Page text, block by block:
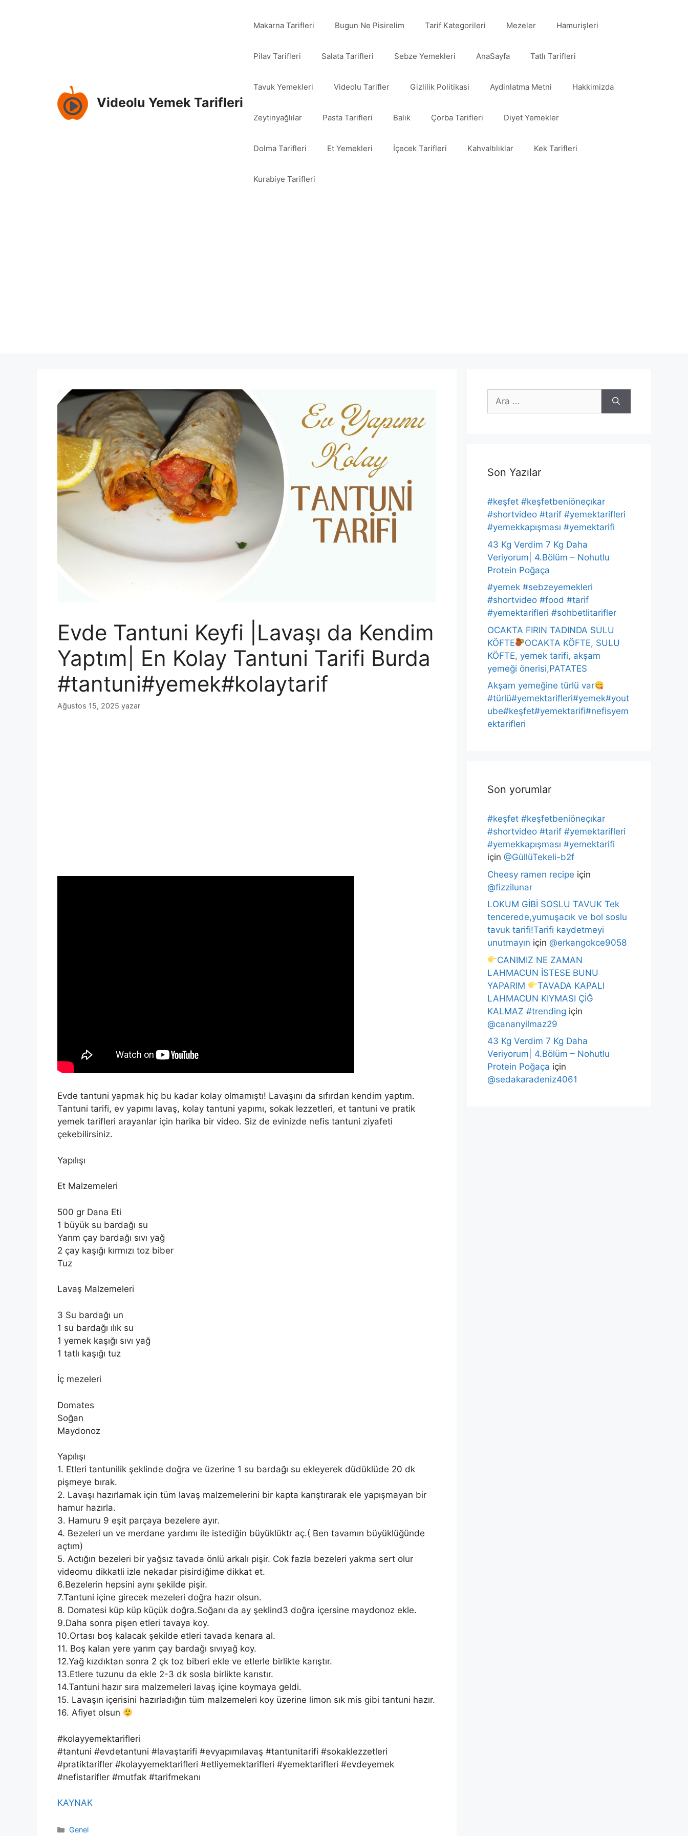
Videolu Yemek Tarifleri
Makarna Tarifleri Bugun Ne Pisirelim Tarif Kategorileri Mezeler Hamurişleri
Pilav Tarifleri Salata Tarifleri Sebze Yemekleri AnaSayfa Tatlı Tarifleri
Tavuk Yemekleri Videolu Tarifler Gizlilik Politikasi Aydinlatma Metni Hakkimizda
Zeytinyağlılar Pasta Tarifleri Balık Çorba Tarifleri Diyet Yemekler
Dolma Tarifleri Et Yemekleri İçecek Tarifleri Kahvaltılıklar Kek Tarifleri
Kurabiye Tarifleri
Evde Tantuni Keyfi |Lavaşı da Kendim
Yaptım| En Kolay Tantuni Tarifi Burda
#tantuni#yemek#kolaytarif
Ağustos 15, 2025 yazar
Evde tantuni yapmak hiç bu kadar kolay olmamıştı! Lavaşını da sıfırdan kendim yaptım.
Tantuni tarifi, ev yapımı lavaş, kolay tantuni yapımı, sokak lezzetleri, et tantuni ve pratik
yemek tarifleri arayanlar için harika bir video. Siz de evinizde nefis tantuni ziyafeti
çekebilirsiniz.
Yapılışı
Et Malzemeleri
500 gr Dana Eti
1 büyük su bardağı su
Yarım çay bardağı sıvı yağ
2 çay kaşığı kırmızı toz biber
Tuz
Lavaş Malzemeleri
3 Su bardağı un
1 su bardağı ılık su
1 yemek kaşığı sıvı yağ
1 tatlı kaşığı tuz
İç mezeleri
Domates
Soğan
Maydonoz
Yapılışı
1. Etleri tantunilik şeklinde doğra ve üzerine 1 su bardağı su ekleyerek düdüklüde 20 dk
pişmeye bırak.
2. Lavaşı hazırlamak için tüm lavaş malzemelerini bir kapta karıştırarak ele yapışmayan bir
hamur hazırla.
3. Hamuru 9 eşit parçaya bezelere ayır.
4. Bezeleri un ve merdane yardımı ile istediğin büyüklüktr aç.( Ben tavamın büyüklüğünde
açtım)
5. Actığın bezeleri bir yağsız tavada önlü arkalı pişir. Cok fazla bezeleri yakma sert olur
videomu dikkatli izle nekadar pisirdiğime dikkat et.
6.Bezelerin hepsini aynı şekilde pişir.
7.Tantuni içine girecek mezeleri doğra hazır olsun.
8. Domatesi küp küp küçük doğra.Soğanı da ay şeklind3 doğra içersine maydonoz ekle.
9.Daha sonra pişen etleri tavaya koy.
10.Ortası boş kalacak şekilde etleri tavada kenara al.
11. Boş kalan yere yarım çay bardağı sıvıyağ koy.
12.Yağ kızdıktan sonra 2 çk toz biberi ekle ve etlerle birlikte karıştır.
13.Etlere tuzunu da ekle 2-3 dk sosla birlikte karıstır.
14.Tantuni hazır sıra malzemeleri lavaş içine koymaya geldi.
15. Lavaşın içerisini hazırladığın tüm malzemeleri koy üzerine limon sık mis gibi tantuni hazır.
16. Afiyet olsun
#kolayyemektarifleri
#tantuni #evdetantuni #lavaştarifi #evyapımılavaş #tantunitarifi #sokaklezzetleri
#pratiktarifler #kolayyemektarifleri #etliyemektarifleri #yemektarifleri #evdeyemek
#nefistarifler #mutfak #tarifmekanı
KAYNAK
Kategoriler
Genel
için
Son Yazılar
#keşfet #keşfetbeniöneçıkar
#shortvideo #tarif #yemektarifleri
#yemekkapışması #yemektarifi
43 Kg Verdim 7 Kg Daha
Veriyorum| 4.Bölüm – Nohutlu
Protein Poğaça
#yemek #sebzeyemekleri
#shortvideo #food #tarif
#yemektarifleri #sohbetlitarifler
OCAKTA FIRIN TADINDA SULU
KÖFTE
OCAKTA KÖFTE, SULU
KÖFTE, yemek tarifi, akşam
yemeği önerisi,PATATES
Akşam yemeğine türlü var
#türlü#yemektarifleri#yemek#yout
ube#keşfet#yemektarifi#nefisyem
ektarifleri
Son yorumlar
#keşfet #keşfetbeniöneçıkar
#shortvideo #tarif #yemektarifleri
#yemekkapışması #yemektarifi
için @GüllüTekeli-b2f
Cheesy ramen recipe için
@fizzilunar
LOKUM GİBİ SOSLU TAVUK Tek
tencerede,yumuşacık ve bol soslu
tavuk tarifi!Tarifi kaydetmeyi
unutmayın için @erkangokce9058
CANIMIZ NE ZAMAN
LAHMACUN İSTESE BUNU
YAPARIM
TAVADA KAPALI
LAHMACUN KIYMASI ÇİĞ
KALMAZ #trending için
@cananyilmaz29
43 Kg Verdim 7 Kg Daha
Veriyorum| 4.Bölüm – Nohutlu
Protein Poğaça için
@sedakaradeniz4061